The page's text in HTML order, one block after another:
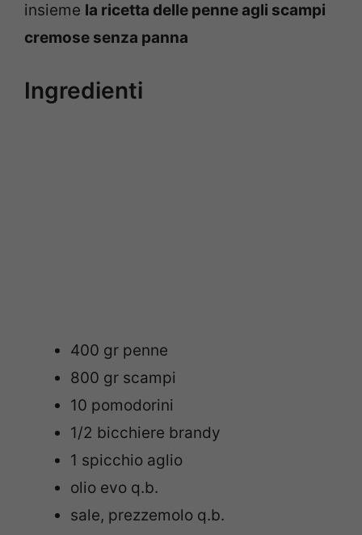
insieme la ricetta delle penne agli scampi
cremose senza panna
Ingredienti
400 gr penne
800 gr scampi
10 pomodorini
1/2 bicchiere brandy
1 spicchio aglio
olio evo q.b.
sale, prezzemolo q.b.